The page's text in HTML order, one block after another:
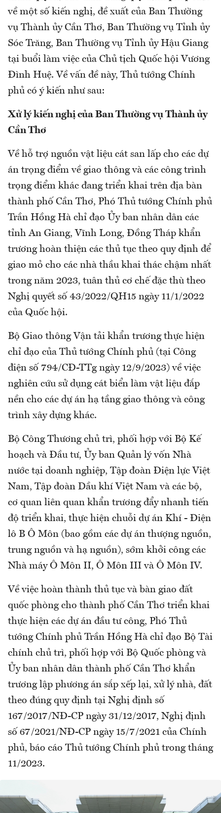
về một số kiến nghị, đề xuất của Ban Thường
vụ Thành ủy Cần Thơ, Ban Thường vụ Tỉnh ủy
Sóc Trăng, Ban Thường vụ Tỉnh ủy Hậu Giang
tại buổi làm việc của Chủ tịch Quốc hội Vương
Đình Huệ. Về vấn đề này, Thủ tướng Chính
phủ có ý kiến như sau:
Xử lý kiến nghị của Ban Thường vụ Thành ủy
Cần Thơ
Về hỗ trợ nguồn vật liệu cát san lấp cho các dự
án trọng điểm về giao thông và các công trình
trọng điểm khác đang triển khai trên địa bàn
thành phố Cần Thơ, Phó Thủ tướng Chính phủ
Trần Hồng Hà chỉ đạo Ủy ban nhân dân các
tỉnh An Giang, Vĩnh Long, Đồng Tháp khẩn
trương hoàn thiện các thủ tục theo quy định để
giao mỏ cho các nhà thầu khai thác chậm nhất
trong năm 2023, tuân thủ cơ chế đặc thù theo
Nghị quyết số 43/2022/QH15 ngày 11/1/2022
của Quốc hội.
Bộ Giao thông Vận tải khẩn trương thực hiện
chỉ đạo của Thủ tướng Chính phủ (tại Công
điện số 794/CĐ-TTg ngày 12/9/2023) về việc
nghiên cứu sử dụng cát biển làm vật liệu đắp
nền cho các dự án hạ tầng giao thông và công
trình xây dựng khác.
Bộ Công Thương chủ trì, phối hợp với Bộ Kế
hoạch và Đầu tư, Ủy ban Quản lý vốn Nhà
nước tại doanh nghiệp, Tập đoàn Điện lực Việt
Nam, Tập đoàn Dầu khí Việt Nam và các bộ,
cơ quan liên quan khẩn trương đẩy nhanh tiến
độ triển khai, thực hiện chuỗi dự án Khí - Điện
lô B Ô Môn (bao gồm các dự án thượng nguồn,
trung nguồn và hạ nguồn), sớm khởi công các
Nhà máy Ô Môn II, Ô Môn III và Ô Môn IV.
Về việc hoàn thành thủ tục và bàn giao đất
quốc phòng cho thành phố Cần Thơ triển khai
thực hiện các dự án đầu tư công, Phó Thủ
tướng Chính phủ Trần Hồng Hà chỉ đạo Bộ Tài
chính chủ trì, phối hợp với Bộ Quốc phòng và
Ủy ban nhân dân thành phố Cần Thơ khẩn
trương lập phương án sắp xếp lại, xử lý nhà, đất
theo đúng quy định tại Nghị định số
167/2017/NĐ-CP ngày 31/12/2017, Nghị định
số 67/2021/NĐ-CP ngày 15/7/2021 của Chính
phủ, báo cáo Thủ tướng Chính phủ trong tháng
11/2023.